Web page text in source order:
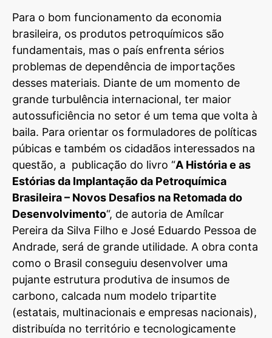
Para o bom funcionamento da economia
brasileira, os produtos petroquímicos são
fundamentais, mas o país enfrenta sérios
problemas de dependência de importações
desses materiais. Diante de um momento de
grande turbulência internacional, ter maior
autossuficiência no setor é um tema que volta à
baila. Para orientar os formuladores de políticas
púbicas e também os cidadãos interessados na
questão, a publicação do livro “A História e as
Estórias da Implantação da Petroquímica
Brasileira – Novos Desafios na Retomada do
Desenvolvimento“, de autoria de Amílcar
Pereira da Silva Filho e José Eduardo Pessoa de
Andrade, será de grande utilidade. A obra conta
como o Brasil conseguiu desenvolver uma
pujante estrutura produtiva de insumos de
carbono, calcada num modelo tripartite
(estatais, multinacionais e empresas nacionais),
distribuída no território e tecnologicamente